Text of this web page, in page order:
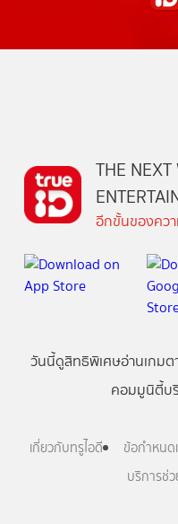
THE
อีกขั้นของคว
วันนี้ดูสิทธิพิเศษอ่านเกมต
คอมมูนิตี้บ
เกี่ยวกับทรูไอดี ข้อกำหนด
บริการช่ว